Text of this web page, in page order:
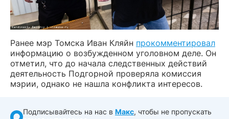
Ранее мэр Томска Иван Кляйн прокомментировал
информацию о возбужденном уголовном деле. Он
отметил, что до начала следственных действий
деятельность Подгорной проверяла комиссия
мэрии, однако не нашла конфликта интересов.
Подписывайтесь на нас в Макс, чтобы не пропускать